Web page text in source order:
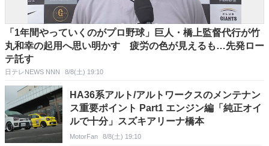
「1年間やっていくのがプロ野球」巨人・橋上監督代行が竹
丸和幸の起用へ思い明かす 疲労の色が見えるも…先発ロー
テ託す
日テレNEWS NNN 8/8(土) 19:10
HA36系アルト/アルトワークスのメンテナン
ス重要ポイント Part1 エンジン編「純正オイ
ルで十分」スズキアリーナ橋本
MotorFan 8/8(土) 19:10